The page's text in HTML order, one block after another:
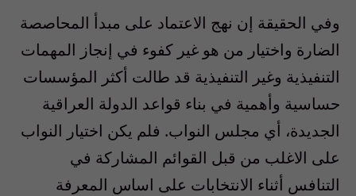
وفي الحقيقة إن نهج الاعتماد على مبدأ المحاصصة
الضارة واختيار من هو غير كفوء في إنجاز المهمات
التنفيذية وغير التنفيذية قد طالت أكثر المؤسسات
حساسية وأهمية في بناء قواعد الدولة العراقية
الجديدة، أي مجلس النواب. فلم يكن اختيار النواب
على الاغلب من قبل القوائم المشاركة في
التنافس أثناء الانتخابات على اساس المعرفة